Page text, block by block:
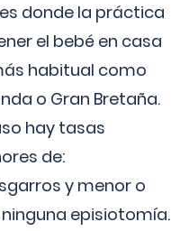
donde la práctica
el bebé en casa
habitual como
o Gran Bretaña.
hay tasas
de:
y menor o
episiotomía.